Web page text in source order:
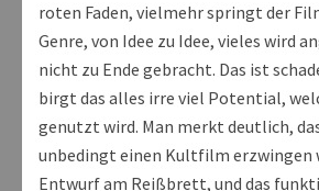
roten Faden, vielmehr springt der
Genre, von Idee zu Idee, vieles wird
nicht zu Ende gebracht. Das ist
birgt das alles irre viel Potential,
genutzt wird. Man merkt deutlich,
unbedingt einen Kultfilm erzwingen
Entwurf am Reißbrett, und das